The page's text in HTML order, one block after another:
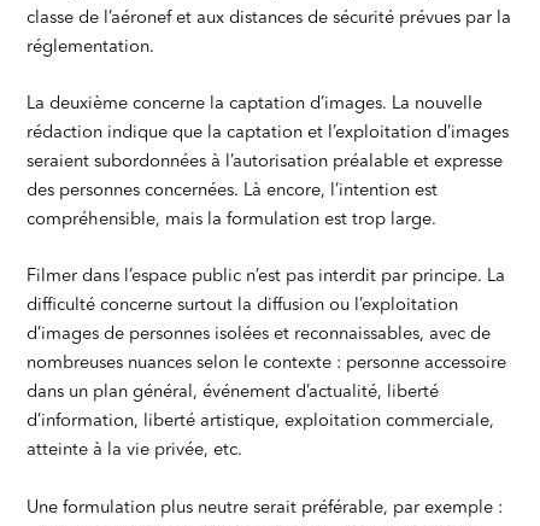
classe de l’aéronef et aux distances de sécurité prévues par la
réglementation.
La deuxième concerne la captation d’images. La nouvelle
rédaction indique que la captation et l’exploitation d’images
seraient subordonnées à l’autorisation préalable et expresse
des personnes concernées. Là encore, l’intention est
compréhensible, mais la formulation est trop large.
Filmer dans l’espace public n’est pas interdit par principe. La
difficulté concerne surtout la diffusion ou l’exploitation
d’images de personnes isolées et reconnaissables, avec de
nombreuses nuances selon le contexte : personne accessoire
dans un plan général, événement d’actualité, liberté
d’information, liberté artistique, exploitation commerciale,
atteinte à la vie privée, etc.
Une formulation plus neutre serait préférable, par exemple :